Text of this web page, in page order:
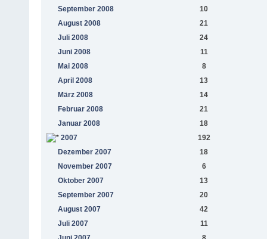
September 2008
10
August 2008
21
Juli 2008
24
Juni 2008
11
Mai 2008
8
April 2008
13
März 2008
14
Februar 2008
21
Januar 2008
18
2007
192
Dezember 2007
18
November 2007
6
Oktober 2007
13
September 2007
20
August 2007
42
Juli 2007
11